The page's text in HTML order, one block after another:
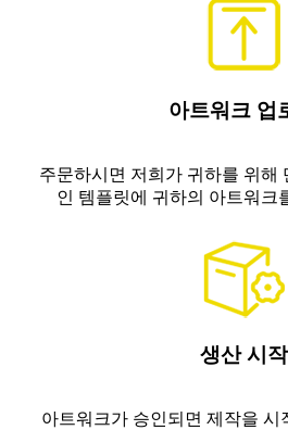
아트워크 업
주문하시면 저희가 귀하를 위해
인 템플릿에 귀하의 아트워크
생산 시작
아트워크가 승인되면 제작을 시